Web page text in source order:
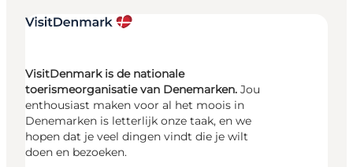
VisitDenmark is de nationale
toerismeorganisatie van Denemarken. Jou
enthousiast maken voor al het moois in
Denemarken is letterlijk onze taak, en we
hopen dat je veel dingen vindt die je wilt
doen en bezoeken.